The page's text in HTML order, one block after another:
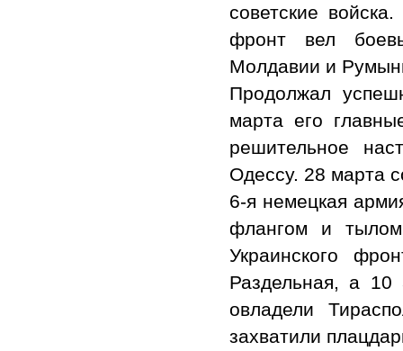
советские
фронт вел
Молдавии и
Продолжал
марта его
решительное
Одессу. 28 марта
6-я немецкая
флангом и
Украинского
Раздельная, а 10
овладели
захватили